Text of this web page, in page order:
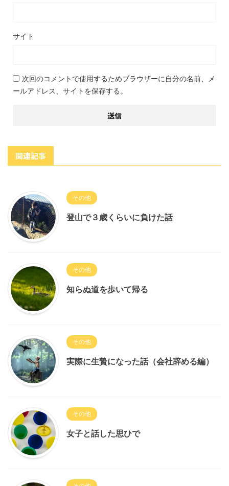
サイト
次回のコメントで使用するためブラウザーに自分の名前、メ
ールアドレス、サイトを保存する。
関連記事
その他
登山で３歳くらいに負けた話
その他
知らぬ道を歩いて帰る
その他
実際に生贄になった話（会社辞める編）
その他
女子と話した思ひで